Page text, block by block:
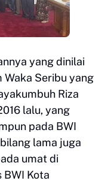
yang dinilai
Waka Seribu yang
Riza
lalu, yang
pada BWI
lama juga
umat di
BWI Kota